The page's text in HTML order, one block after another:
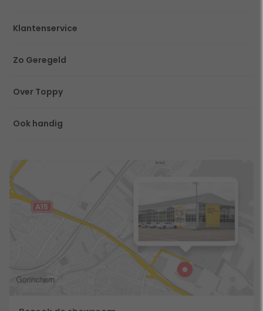
Klantenservice
Zo Geregeld
Over Toppy
Ook handig